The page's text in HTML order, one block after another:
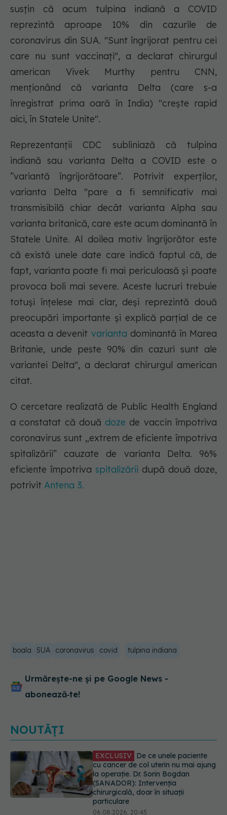
susțin că acum tulpina indiană a COVID
reprezintă aproape 10% din cazurile de
coronavirus din SUA. "Sunt îngrijorat pentru cei
care nu sunt vaccinați", a declarat chirurgul
american Vivek Murthy pentru CNN,
menționând că varianta Delta (care s-a
înregistrat prima oară în India) "crește rapid
aici, în Statele Unite".
Reprezentanții CDC subliniază că tulpina
indiană sau varianta Delta a COVID este o
”variantă îngrijorătoare”. Potrivit experților,
varianta Delta "pare a fi semnificativ mai
transmisibilă chiar decât varianta Alpha sau
varianta britanică, care este acum dominantă în
Statele Unite. Al doilea motiv îngrijorător este
că există unele date care indică faptul că, de
fapt, varianta poate fi mai periculoasă și poate
provoca boli mai severe. Aceste lucruri trebuie
totuși înțelese mai clar, deși reprezintă două
preocupări importante și explică parțial de ce
aceasta a devenit varianta dominantă în Marea
Britanie, unde peste 90% din cazuri sunt ale
variantei Delta", a declarat chirurgul american
citat.
O cercetare realizată de Public Health England
a constatat că două doze de vaccin împotriva
coronavirus sunt „extrem de eficiente împotriva
spitalizării” cauzate de varianta Delta. 96%
eficiente împotriva spitalizării după două doze,
potrivit Antena 3.
boala SUA coronavirus covid tulpina indiana
Urmărește-ne și pe Google News -
abonează‑te!
NOUTĂȚI
Alertă în Europa după un nou caz
de hantavirus Anzi, singura tulpină
care se transmite de la om la om
06.08.2026, 20:06